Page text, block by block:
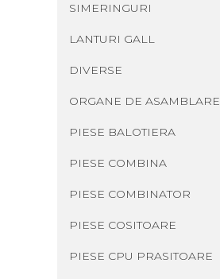
SIMERINGURI
LANTURI GALL
DIVERSE
ORGANE DE ASAMBLARE
PIESE BALOTIERA
PIESE COMBINA
PIESE COMBINATOR
PIESE COSITOARE
PIESE CPU PRASITOARE